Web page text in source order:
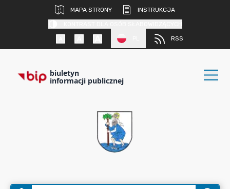
MAPA STRONY
INSTRUKCJA
RSS
biuletyn
informacji publicznej